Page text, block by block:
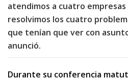
atendimos a cuatro empresas
resolvimos los cuatro
que tenían que ver con
anunció.
Durante su conferencia